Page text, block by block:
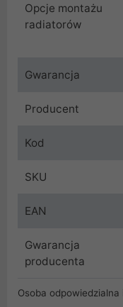
Opcje montażu
radiatorów
Gwarancja
Producent
Kod
SKU
EAN
Gwarancja
producenta
Osoba